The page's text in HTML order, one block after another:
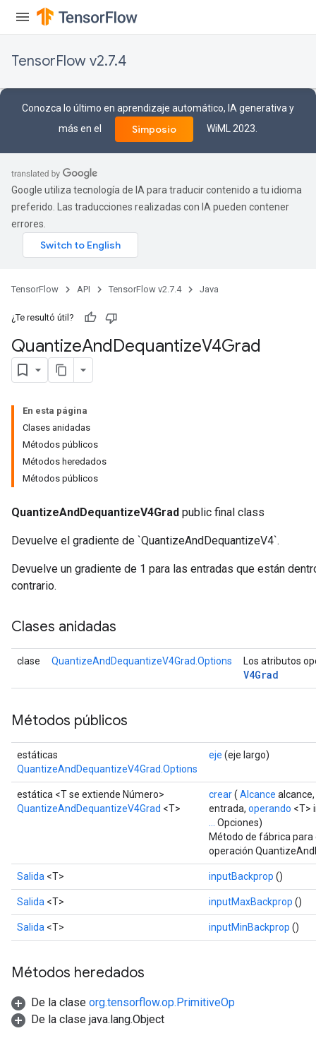
TensorFlow v2.7.4
Conozca lo último en aprendizaje automático, IA generativa y
más en el
Simposio WiML 2023.
Google utiliza tecnología de IA para traducir contenido a tu idioma
preferido. Las traducciones realizadas con IA pueden contener
errores.
TensorFlow API TensorFlow v2.7.4 Java
¿Te resultó útil?
QuantizeAndDequantizeV4Grad
En esta página
Clases anidadas
Métodos públicos
Métodos heredados
Métodos públicos
QuantizeAndDequantizeV4Grad public final class
Devuelve el gradiente de `QuantizeAndDequantizeV4`.
Devuelve un gradiente de 1 para las entradas que están
contrario.
Clases anidadas
clase QuantizeAndDequantizeV4Grad.Options Los atributos
V4Grad
Métodos públicos
estáticas
QuantizeAndDequantizeV4Grad.Options
eje (eje largo)
estática <T se extiende Número>
QuantizeAndDequantizeV4Grad <T>
crear( Alcance alcance,
entrada, operando <T>
Opciones)
Método de fábrica
operación
Salida <T> inputBackprop ()
Salida <T> inputMaxBackprop ()
Salida <T> inputMinBackprop ()
Métodos heredados
De la clase org.tensorflow.op.PrimitiveOp
De la clase java.lang.Object